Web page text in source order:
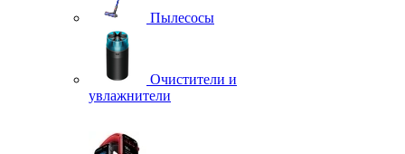
Пылесосы
Очистители и
увлажнители